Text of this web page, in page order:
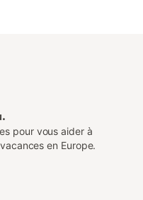
pour vous aider à
en Europe.